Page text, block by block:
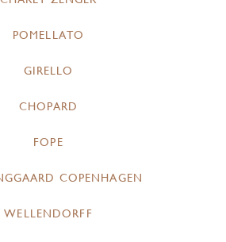
POMELLATO
GIRELLO
CHOPARD
FOPE
COPENHAGEN
WELLENDORFF